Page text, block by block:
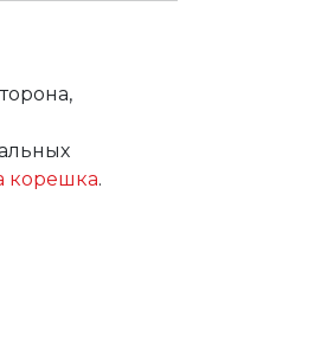
корешка.